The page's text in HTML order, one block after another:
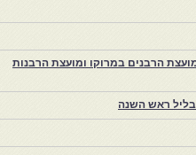
הרבנים במרוקו ומועצת הרבנות
בליל ראש השנה